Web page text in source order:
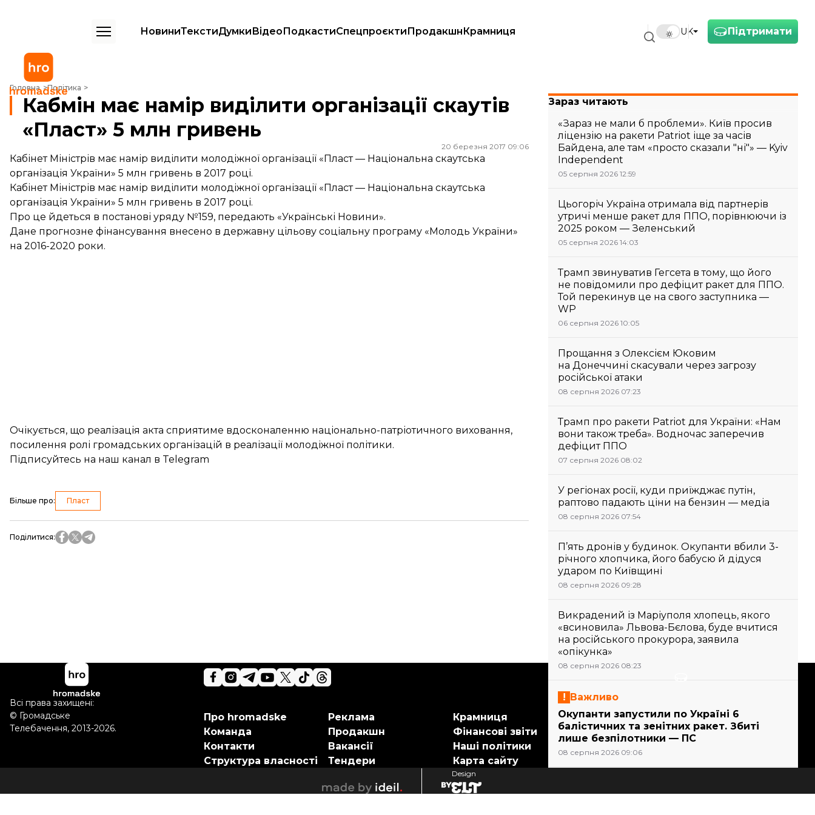
Підтримати
UK
НовиниТекстиДумкиВідеоПодкастиСпецпроєктиПродакшнКрамниця
Головна Політика
Кабмін має намір виділити організації скаутів «Пласт» 5 млн гривень
Кабмін має намір виділити організації скаутів
«Пласт» 5 млн гривень
20 березня 2017 09:06
Кабінет Міністрів має намір виділити молодіжної організації «Пласт — Національна скаутська
організація України» 5 млн гривень в 2017 році.
Кабінет Міністрів має намір виділити молодіжної організації «Пласт — Національна скаутська
організація України» 5 млн гривень в 2017 році.
Про це йдеться в постанові уряду №159, передають «Українські Новини».
Дане прогнозне фінансування внесено в державну цільову соціальну програму «Молодь України»
на 2016-2020 роки.
Очікується, що реалізація акта сприятиме вдосконаленню національно-патріотичного виховання,
посилення ролі громадських організацій в реалізації молодіжної політики.
Підписуйтесь на наш канал в Telegram
Більше про: Пласт
Поділитися:
Зараз читають
«Зараз не мали б проблеми». Київ просив
ліцензію на ракети Patriot іще за часів
Байдена, але там «просто сказали "ні"» — Kyiv
Independent
05 серпня 2026 12:59
Цьогоріч Україна отримала від партнерів
утричі менше ракет для ППО, порівнюючи із
2025 роком — Зеленський
05 серпня 2026 14:03
Трамп звинуватив Гегсета в тому, що його
не повідомили про дефіцит ракет для ППО.
Той перекинув це на свого заступника —
WP
06 серпня 2026 10:05
Прощання з Олексієм Юковим
на Донеччині скасували через загрозу
російської атаки
08 серпня 2026 07:23
Трамп про ракети Patriot для України: «Нам
вони також треба». Водночас заперечив
дефіцит ППО
07 серпня 2026 08:02
У регіонах росії, куди приїжджає путін,
раптово падають ціни на бензин — медіа
08 серпня 2026 07:54
П’ять дронів у будинок. Окупанти вбили 3-
річного хлопчика, його бабусю й дідуся
ударом по Київщині
08 серпня 2026 09:28
Викрадений із Маріуполя хлопець, якого
«всиновила» Львова-Бєлова, буде вчитися
на російського прокурора, заявила
«опікунка»
08 серпня 2026 08:23
Важливо
Окупанти запустили по Україні 6
балістичних та зенітних ракет. Збиті
лише безпілотники — ПС
08 серпня 2026 09:06
Підтримай hromadske.
Ми працюємо для тебе та
Про hromadske
Команда
Контакти
Структура власності
Реклама
Продакшн
Вакансії
Тендери
Крамниця
Фінансові звіти
Наші політики
Карта сайту
Всі права захищені:
© Громадське
Телебачення, 2013-2026.
ideil
Design
elt